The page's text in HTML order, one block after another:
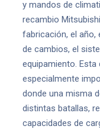
y mandos de
recambio
fabricación, el año,
de cambios, el
equipamiento.
especialmente
donde una misma
distintas batallas,
capacidades de